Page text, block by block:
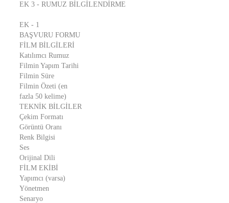
EK 3 - RUMUZ BİLGİLENDİRME
EK - 1
BAŞVURU FORMU
FİLM BİLGİLERİ
Katılımcı Rumuz
Filmin Yapım Tarihi
Filmin Süre
Filmin Özeti (en
fazla 50 kelime)
TEKNİK BİLGİLER
Çekim Formatı
Görüntü Oranı
Renk Bilgisi
Ses
Orijinal Dili
FİLM EKİBİ
Yapımcı (varsa)
Yönetmen
Senaryo